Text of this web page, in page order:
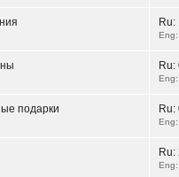
Ru:
Ru:
подарки Ru:
Ru: